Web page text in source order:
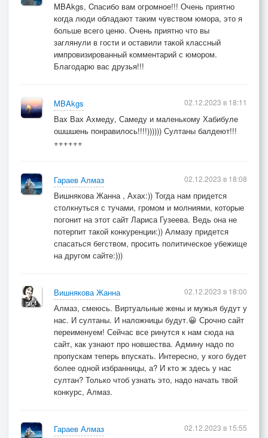
MBAkgs, Cпасибо вам огромное!!! Очень приятно
когда люди обладают таким чувством юмора, это я
больше всего ценю. Очень приятно что вы
заглянули в гости и оставили такой классный
импровизированный комментарий с юмором.
Благодарю вас друзья!!!
MBAkgs
Вах Вах Ахмеду, Самеду и маленькому Хабибуле
ошшшень понравилось!!!!)))))) Султаны балдеют!!!
++++++
02.12.2023 в 18:11
Гараев Алмаз
Вишнякова Жанна , Ахах:)) Тогда нам придется
столкнуться с тучами, громом и молниями, которые
погонит на этот сайт Лариса Гузеева. Ведь она не
потерпит такой конкуренции:)) Алмазу придется
спасаться бегством, просить политическое убежище
на другом сайте:)))
02.12.2023 в 18:08
Вишнякова Жанна
Алмаз, смеюсь. Виртуальные жены и мужья будут у
нас. И султаны. И наложницы будут.😀 Срочно сайт
переименуем! Сейчас все ринутся к нам сюда на
сайт, как узнают про новшества. Админу надо по
пропускам теперь впускать. Интересно, у кого будет
более одной избранницы, а? И кто ж здесь у нас
султан? Только чтоб узнать это, надо начать твой
конкурс, Алмаз.
02.12.2023 в 18:00
Гараев Алмаз
02.12.2023 в 15:55